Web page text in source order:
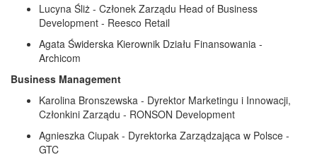
Lucyna Śliż - Członek Zarządu Head of Business
Development - Reesco Retail
Agata Świderska Kierownik Działu Finansowania -
Archicom
Business Management
Karolina Bronszewska - Dyrektor Marketingu i Innowacji,
Członkini Zarządu - RONSON Development
Agnieszka Ciupak - Dyrektorka Zarządzająca w Polsce -
GTC